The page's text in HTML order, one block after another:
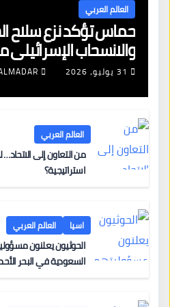
العالم العربي
حماس تؤكد نزع سلاح
والانسحاب
31 يوليو، 2026
العالم العربي
من التعاون إلى
استراتيجية؟
اسيا العالم العربي
الحوثيون يعلنون
السعودية في البحر